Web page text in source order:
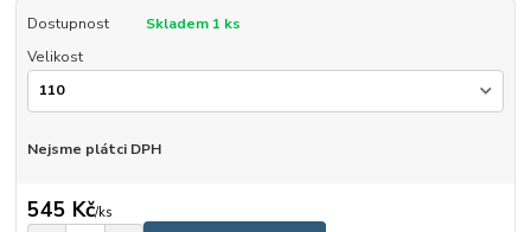
Dostupnost
Skladem 1 ks
Velikost
Nejsme plátci DPH
545 Kč/ks